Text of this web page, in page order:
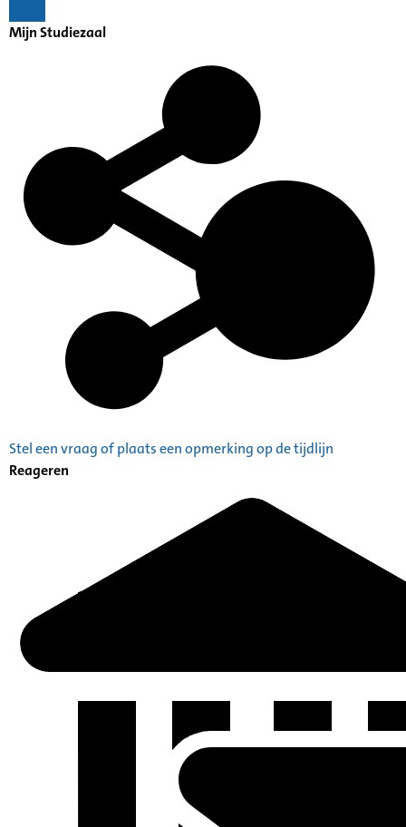
Mijn Studiezaal
Stel een vraag of plaats een opmerking op de tijdlijn
Reageren